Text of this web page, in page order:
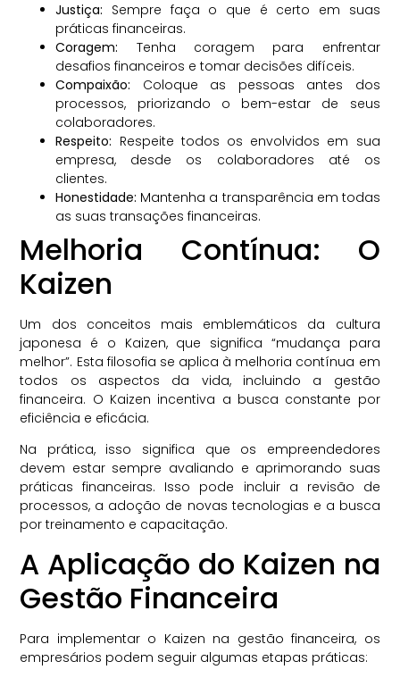
Justiça: Sempre faça o que é certo em suas
práticas financeiras.
Coragem: Tenha coragem para enfrentar
desafios financeiros e tomar decisões difíceis.
Compaixão: Coloque as pessoas antes dos
processos, priorizando o bem-estar de seus
colaboradores.
Respeito: Respeite todos os envolvidos em sua
empresa, desde os colaboradores até os
clientes.
Honestidade: Mantenha a transparência em todas
as suas transações financeiras.
Melhoria Contínua: O
Kaizen
Um dos conceitos mais emblemáticos da cultura
japonesa é o Kaizen, que significa “mudança para
melhor”. Esta filosofia se aplica à melhoria contínua em
todos os aspectos da vida, incluindo a gestão
financeira. O Kaizen incentiva a busca constante por
eficiência e eficácia.
Na prática, isso significa que os empreendedores
devem estar sempre avaliando e aprimorando suas
práticas financeiras. Isso pode incluir a revisão de
processos, a adoção de novas tecnologias e a busca
por treinamento e capacitação.
A Aplicação do Kaizen na
Gestão Financeira
Para implementar o Kaizen na gestão financeira, os
empresários podem seguir algumas etapas práticas: